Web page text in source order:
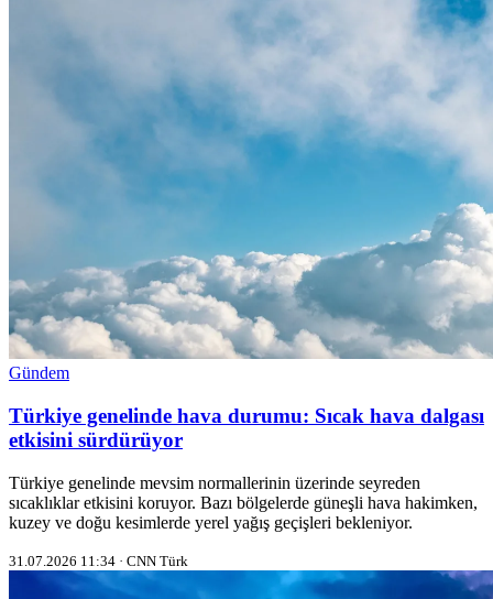
Gündem
Türkiye genelinde hava durumu: Sıcak hava dalgası
etkisini sürdürüyor
Türkiye genelinde mevsim normallerinin üzerinde seyreden
sıcaklıklar etkisini koruyor. Bazı bölgelerde güneşli hava hakimken,
kuzey ve doğu kesimlerde yerel yağış geçişleri bekleniyor.
31.07.2026 11:34 · CNN Türk